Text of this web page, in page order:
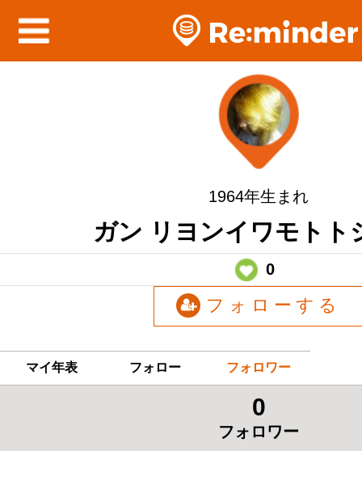
1964年生まれ
ガン リヨンイワモトト
0
フォローする
マイ年表 フォロー フォロワー
0
フォロワー